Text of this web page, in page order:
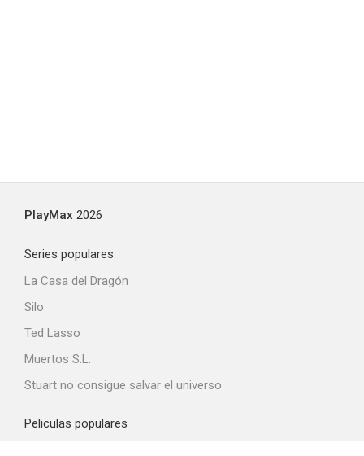
PlayMax 2026
Series populares
La Casa del Dragón
Silo
Ted Lasso
Muertos S.L.
Stuart no consigue salvar el universo
Peliculas populares